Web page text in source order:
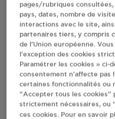
RECEVOIR LES
En cliquant sur « S’y
d’informations (dont mon
par Google Maps afin
pages/rubriques
pays, dates, nombre de
interactions avec le site,
partenaires tiers, y compris
de l’Union européenne.
l’exception des cookies
Paramétrer les cookies » ci-
consentement n’affecte pas
certaines fonctionnalités ou
“Accepter tous les cookies”
strictement nécessaires, ou
ces cookies. Pour en savoir